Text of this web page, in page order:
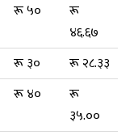
रू ५०
रू
४६.६७
रू ३०
रू २८.३३
रू ४०
रू
३५.००